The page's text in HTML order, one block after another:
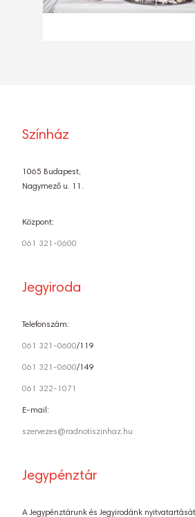
Színház
1065 Budapest,
Nagymező u. 11.
Központ:
061 321-0600
Jegyiroda
Telefonszám:
061 321-0600/119
061 321-0600/149
061 322-1071
E-mail:
szervezes@radnotiszinhaz.hu
Jegypénztár
A Jegypénztárunk és Jegyirodánk